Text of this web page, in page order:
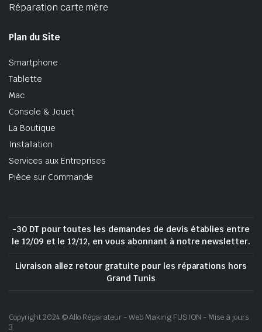
Réparation carte mère
Plan du Site
Smartphone
Tablette
Mac
Console & Jouet
La Boutique
Installation
Services aux Entreprises
Pièce sur Commande
-30 DT pour toutes les demandes de devis établies entre
le 12/09 et le 12/12, en vous abonnant à notre newsletter.
Livraison allez retour gratuite pour les réparations hors
Grand Tunis
Copyright 2024 © Allo Réparateur - Web Making FUSION - Mise à jours
3